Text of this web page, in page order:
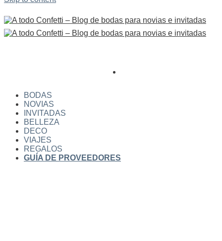
BODAS
NOVIAS
INVITADAS
BELLEZA
DECO
VIAJES
REGALOS
GUÍA DE PROVEEDORES